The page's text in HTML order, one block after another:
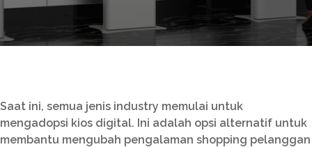
Saat ini, semua jenis industry memulai untuk
mengadopsi kios digital. Ini adalah opsi alternatif untuk
membantu mengubah pengalaman shopping pelanggan